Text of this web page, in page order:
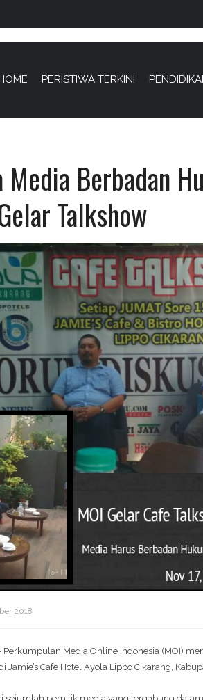
PERISTIWA TERKINI
Berbadan
Talkshow
2018
Perkumpulan Media Online Indonesia (MOI)
Jamie’s Cafe Hotel Ayola Lippo Cikarang,